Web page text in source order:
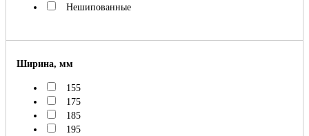
Нешипованные
Ширина, мм
155
175
185
195